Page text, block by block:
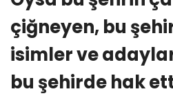
çiğneyen, bu
isimler ve
bu şehirde hak